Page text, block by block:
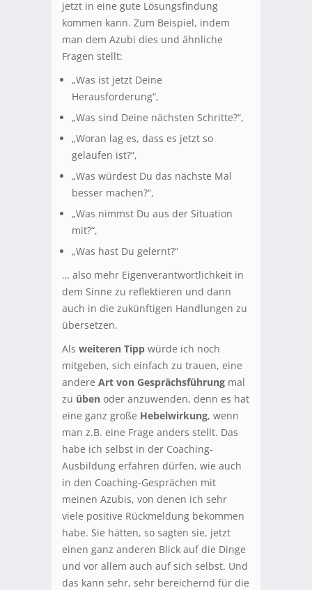
jetzt in eine gute Lösungsfindung
kommen kann. Zum Beispiel, indem
man dem Azubi dies und ähnliche
Fragen stellt:
„Was ist jetzt Deine
Herausforderung“,
„Was sind Deine nächsten Schritte?“,
„Woran lag es, dass es jetzt so
gelaufen ist?“,
„Was würdest Du das nächste Mal
besser machen?“,
„Was nimmst Du aus der Situation
mit?“,
„Was hast Du gelernt?“
… also mehr Eigenverantwortlichkeit in
dem Sinne zu reflektieren und dann
auch in die zukünftigen Handlungen zu
übersetzen.
Als weiteren Tipp würde ich noch
mitgeben, sich einfach zu trauen, eine
andere Art von Gesprächsführung mal
zu üben oder anzuwenden, denn es hat
eine ganz große Hebelwirkung, wenn
man z.B. eine Frage anders stellt. Das
habe ich selbst in der Coaching-
Ausbildung erfahren dürfen, wie auch
in den Coaching-Gesprächen mit
meinen Azubis, von denen ich sehr
viele positive Rückmeldung bekommen
habe. Sie hätten, so sagten sie, jetzt
einen ganz anderen Blick auf die Dinge
und vor allem auch auf sich selbst. Und
das kann sehr, sehr bereichernd für die